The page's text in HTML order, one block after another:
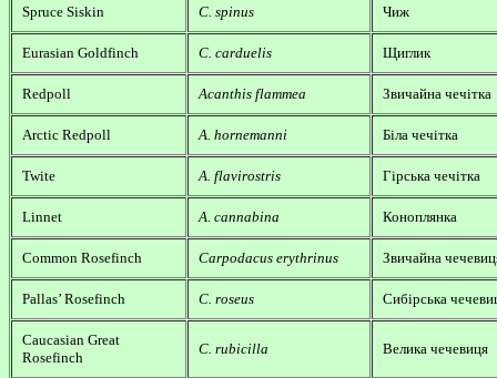
Spruce Siskin C. spinus Чиж
Eurasian Goldfinch C. carduelis Щиглик
Redpoll Acanthis flammea Звичайна чечітка
Arctic Redpoll A. hornemanni Біла чечітка
Twite A. flavirostris Гірська чечітка
Linnet A. cannabina Коноплянка
Common Rosefinch Carpodacus erythrinus Звичайна
Pallas’ Rosefinch C. roseus Сибірська
Caucasian Great
Rosefinch
C. rubicilla Велика чечевиця